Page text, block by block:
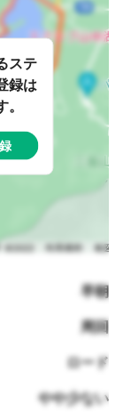
早朝
周回
ロード
やや少ない
ステ
録は